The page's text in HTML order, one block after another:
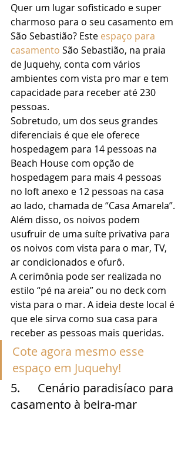
Quer um lugar sofisticado e super
charmoso para o seu casamento em
São Sebastião? Este espaço para
casamento São Sebastião, na praia
de Juquehy, conta com vários
ambientes com vista pro mar e tem
capacidade para receber até 230
pessoas.
Sobretudo, um dos seus grandes
diferenciais é que ele oferece
hospedagem para 14 pessoas na
Beach House com opção de
hospedagem para mais 4 pessoas
no loft anexo e 12 pessoas na casa
ao lado, chamada de “Casa Amarela”.
Além disso, os noivos podem
usufruir de uma suíte privativa para
os noivos com vista para o mar, TV,
ar condicionados e ofurô.
A cerimônia pode ser realizada no
estilo “pé na areia” ou no deck com
vista para o mar. A ideia deste local é
que ele sirva como sua casa para
receber as pessoas mais queridas.
Cote agora mesmo esse
espaço em Juquehy!
5.      Cenário paradisíaco para
casamento à beira-mar